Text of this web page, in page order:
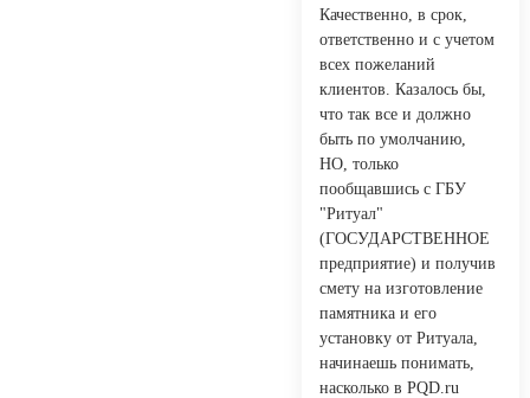
Качественно, в срок,
ответственно и с учетом
всех пожеланий
клиентов. Казалось бы,
что так все и должно
быть по умолчанию,
НО, только
пообщавшись с ГБУ
"Ритуал"
(ГОСУДАРСТВЕННОЕ
предприятие) и получив
смету на изготовление
памятника и его
установку от Ритуала,
начинаешь понимать,
насколько в PQD.ru